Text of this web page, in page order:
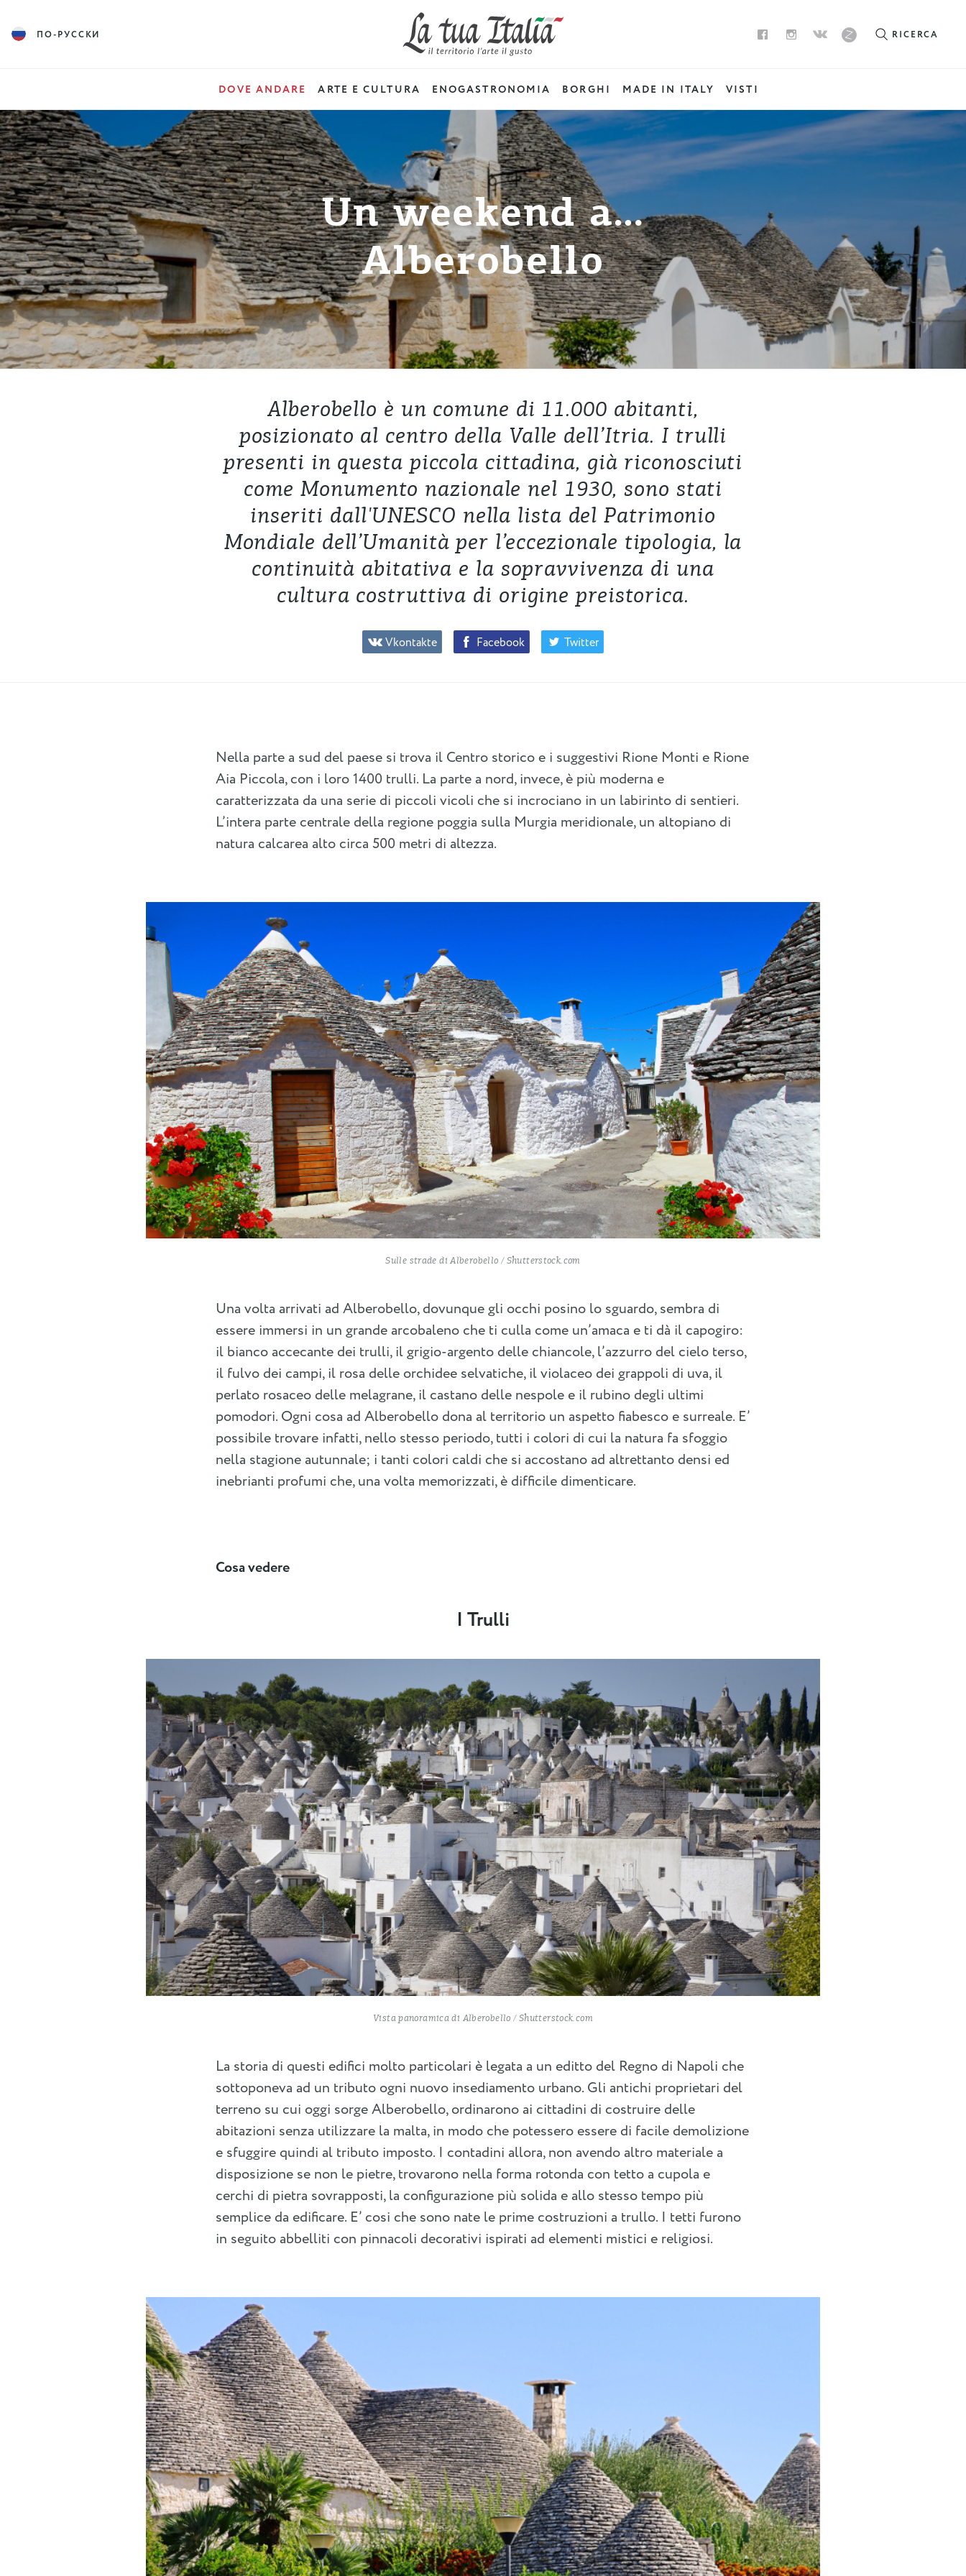
ПО-РУССКИ RICERCA
DOVE ANDARE ARTE E CULTURA ENOGASTRONOMIA BORGHI MADE IN ITALY VISTI
Un weekend a…
Alberobello
Alberobello è un comune di 11.000 abitanti,
posizionato al centro della Valle dell’Itria. I trulli
presenti in questa piccola cittadina, già riconosciuti
come Monumento nazionale nel 1930, sono stati
inseriti dall'UNESCO nella lista del Patrimonio
Mondiale dell’Umanità per l’eccezionale tipologia, la
continuità abitativa e la sopravvivenza di una
cultura costruttiva di origine preistorica.
Vkontakte Facebook Twitter
Nella parte a sud del paese si trova il Centro storico e i suggestivi Rione Monti e Rione
Aia Piccola, con i loro 1400 trulli. La parte a nord, invece, è più moderna e
caratterizzata da una serie di piccoli vicoli che si incrociano in un labirinto di sentieri.
L’intera parte centrale della regione poggia sulla Murgia meridionale, un altopiano di
natura calcarea alto circa 500 metri di altezza.
Sulle strade di Alberobello / Shutterstock.com
Una volta arrivati ad Alberobello, dovunque gli occhi posino lo sguardo, sembra di
essere immersi in un grande arcobaleno che ti culla come un’amaca e ti dà il capogiro:
il bianco accecante dei trulli, il grigio-argento delle chiancole, l’azzurro del cielo terso,
il fulvo dei campi, il rosa delle orchidee selvatiche, il violaceo dei grappoli di uva, il
perlato rosaceo delle melagrane, il castano delle nespole e il rubino degli ultimi
pomodori. Ogni cosa ad Alberobello dona al territorio un aspetto fiabesco e surreale. E’
possibile trovare infatti, nello stesso periodo, tutti i colori di cui la natura fa sfoggio
nella stagione autunnale; i tanti colori caldi che si accostano ad altrettanto densi ed
inebrianti profumi che, una volta memorizzati, è difficile dimenticare.
Cosa vedere
I Trulli
Vista panoramica di Alberobello / Shutterstock.com
La storia di questi edifici molto particolari è legata a un editto del Regno di Napoli che
sottoponeva ad un tributo ogni nuovo insediamento urbano. Gli antichi proprietari del
terreno su cui oggi sorge Alberobello, ordinarono ai cittadini di costruire delle
abitazioni senza utilizzare la malta, in modo che potessero essere di facile demolizione
e sfuggire quindi al tributo imposto. I contadini allora, non avendo altro materiale a
disposizione se non le pietre, trovarono nella forma rotonda con tetto a cupola e
cerchi di pietra sovrapposti, la configurazione più solida e allo stesso tempo più
semplice da edificare. E’ cosi che sono nate le prime costruzioni a trullo. I tetti furono
in seguito abbelliti con pinnacoli decorativi ispirati ad elementi mistici e religiosi.